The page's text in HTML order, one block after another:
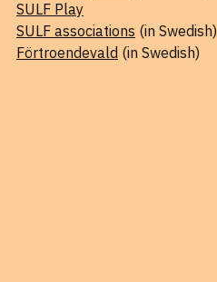
SULF Play
SULF associations (in Swedish)
Förtroendevald (in Swedish)